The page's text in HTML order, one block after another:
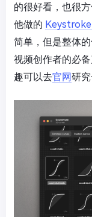
的很好看，也很方
他做的
简单，但是整体
视频创作者的必
趣可以去官网研究